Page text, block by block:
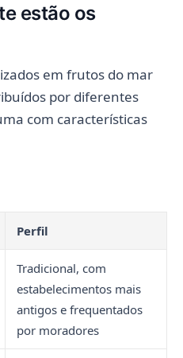
estão os
em frutos do mar
por diferentes
com características
Perfil
Tradicional, com
estabelecimentos mais
antigos e frequentados
por moradores